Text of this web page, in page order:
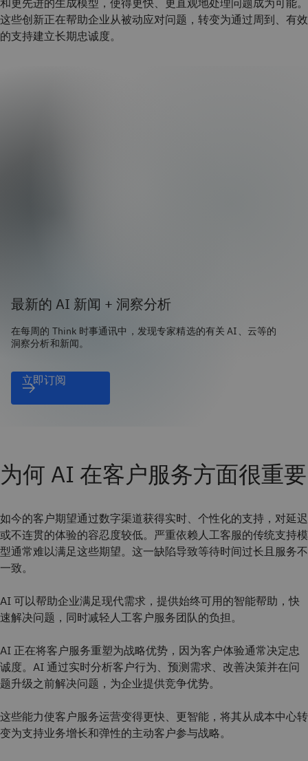
这些创新正在帮助企业从被动应对问题，转变为通过周到、有效
的支持建立长期忠诚度。
最新的 AI 新闻 + 洞察分析
在每周的 Think 时事通讯中，发现专家精选的有关 AI、云等的
洞察分析和新闻。
立即订阅
为何 AI 在客户服务方面很重要
如今的客户期望通过数字渠道获得实时、个性化的支持，对延迟
或不连贯的体验的容忍度较低。严重依赖人工客服的传统支持模
型通常难以满足这些期望。这一缺陷导致等待时间过长且服务不
一致。
AI 可以帮助企业满足现代需求，提供始终可用的智能帮助，快
速解决问题，同时减轻人工客户服务团队的负担。
AI 正在将客户服务重塑为战略优势，因为客户体验通常决定忠
诚度。AI 通过实时分析客户行为、预测需求、改善决策并在问
题升级之前解决问题，为企业提供竞争优势。
这些能力使客户服务运营变得更快、更智能，将其从成本中心转
变为支持业务增长和弹性的主动客户参与战略。